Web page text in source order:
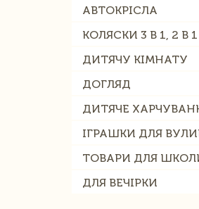
АВТОКРІСЛА
КОЛЯСКИ 3 В 1, 2 В 1
ДИТЯЧУ КІМНАТУ
ДОГЛЯД
ДИТЯЧЕ
ІГРАШКИ ДЛЯ
ТОВАРИ ДЛЯ
ДЛЯ ВЕЧІРКИ